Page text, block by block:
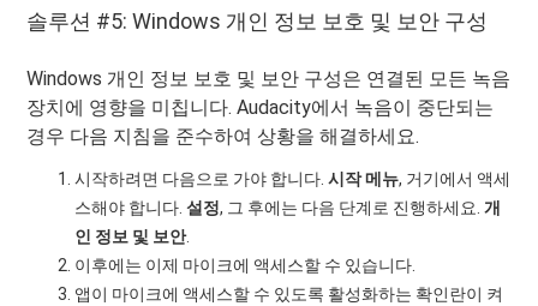
솔루션 #5: Windows 개인 정보 보호 및 보안 구성
Windows 개인 정보 보호 및 보안 구성은 연결된 모든 녹음
장치에 영향을 미칩니다. Audacity에서 녹음이 중단되는
경우 다음 지침을 준수하여 상황을 해결하세요.
시작하려면 다음으로 가야 합니다.시작 메뉴, 거기에서 액세
스해야 합니다.설정, 그 후에는 다음 단계로 진행하세요.개
인 정보 및 보안.
이후에는 이제 마이크에 액세스할 수 있습니다.
앱이 마이크에 액세스할 수 있도록 활성화하는 확인란이 켜